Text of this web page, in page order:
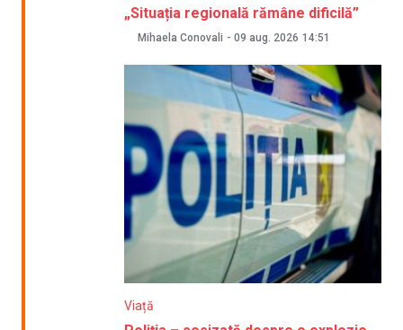
„Situația regională rămâne dificilă”
Mihaela Conovali - 09 aug. 2026 14:51
Viață